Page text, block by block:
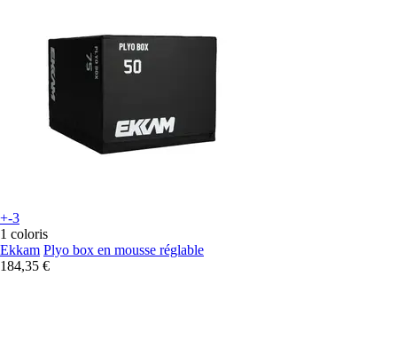
+-3
1 coloris
Ekkam Plyo box en mousse réglable
184,35 €